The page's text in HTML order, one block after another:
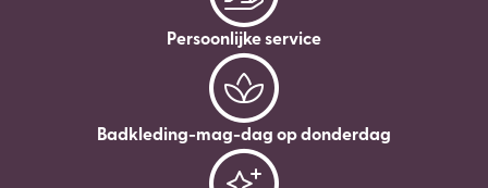
Persoonlijke service
Badkleding-mag-dag op donderdag